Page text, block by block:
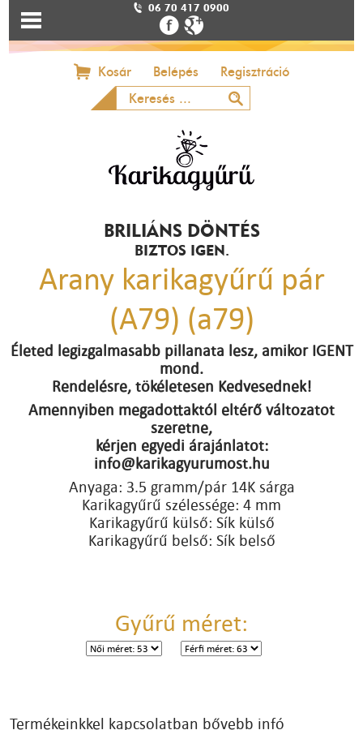
06 70 417 0900
Kosár Belépés Regisztráció
BRILIÁNS DÖNTÉS
BIZTOS IGEN.
Arany karikagyűrű pár
(A79) (a79)
Életed legizgalmasabb pillanata lesz, amikor IGENT
mond.
Rendelésre, tökéletesen Kedvesednek!
Amennyiben megadottaktól eltérő változatot
szeretne,
kérjen egyedi árajánlatot:
info@karikagyurumost.hu
Anyaga: 3.5 gramm/pár 14K sárga
Karikagyűrű szélessége: 4 mm
Karikagyűrű külső: Sík külső
Karikagyűrű belső: Sík belső
Gyűrű méret:
Termékeinkkel kapcsolatban bővebb infó